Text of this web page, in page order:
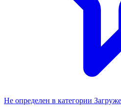
Не определен в категории